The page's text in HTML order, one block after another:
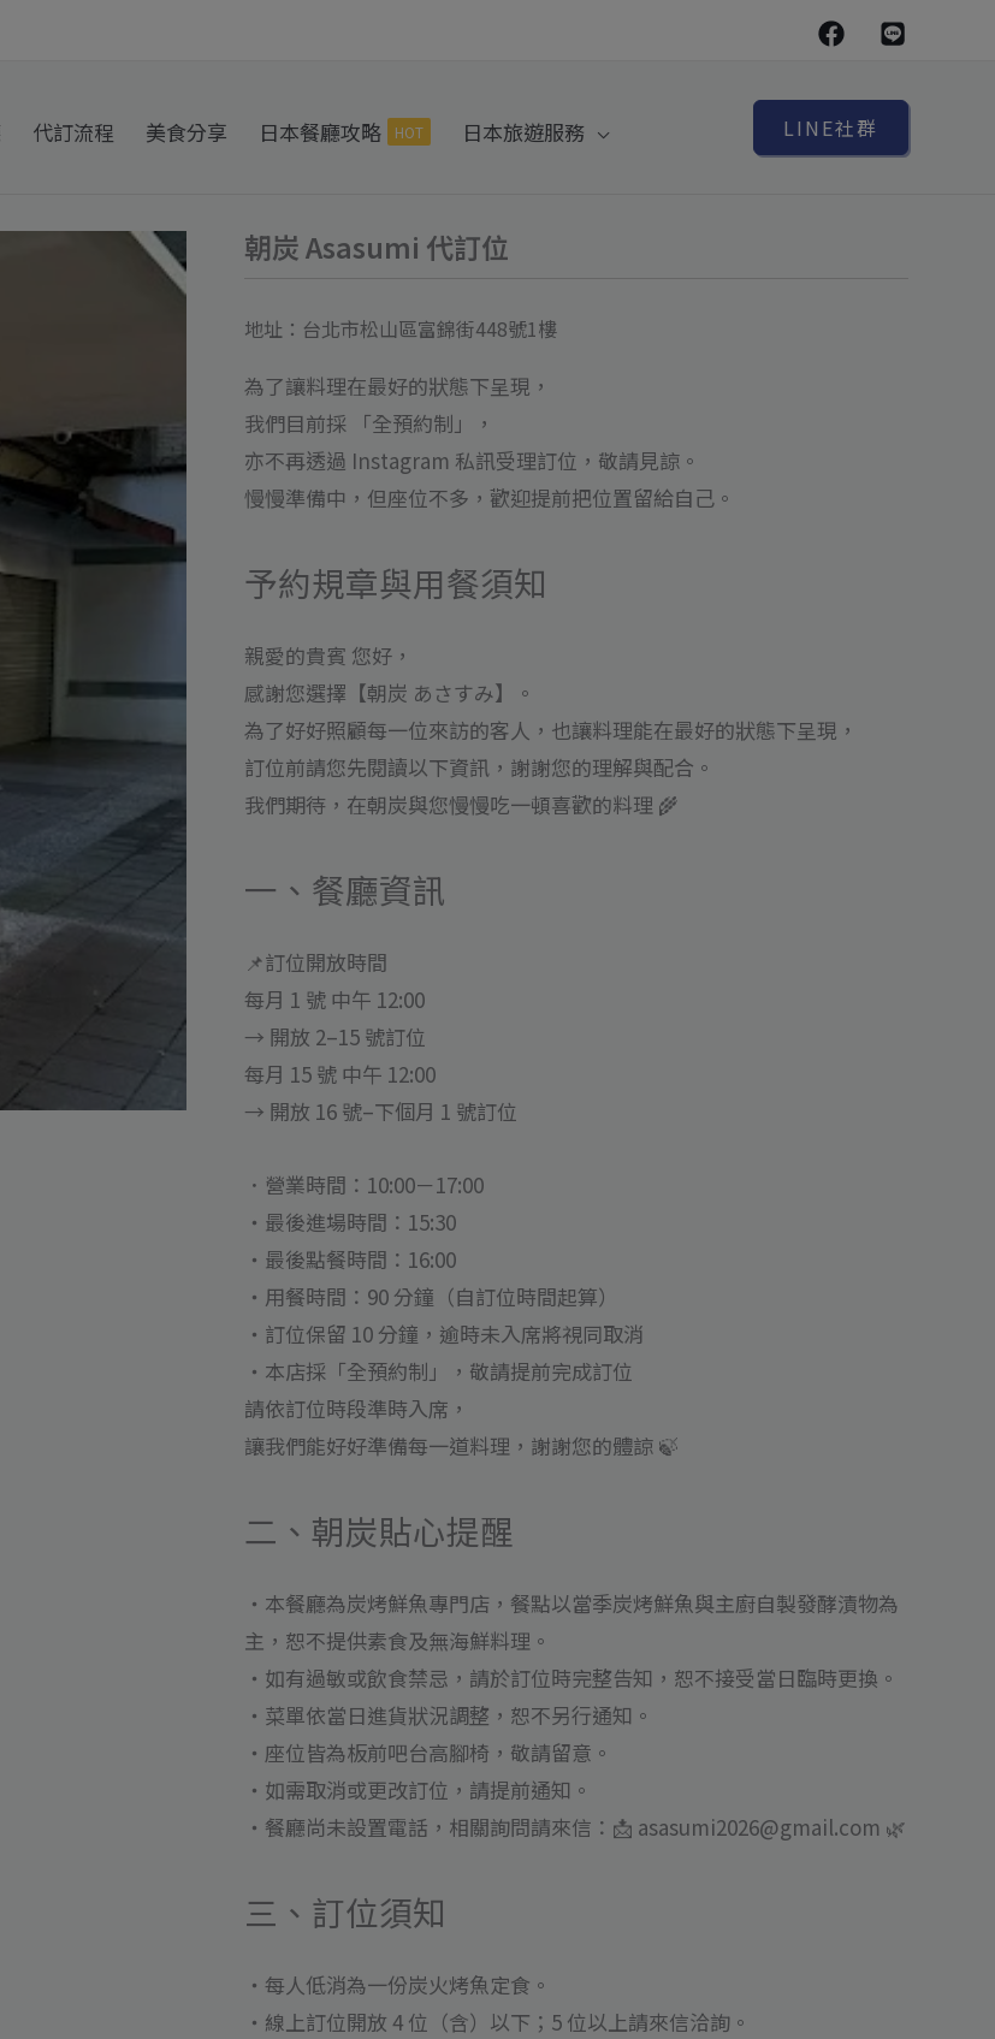
代訂流程 美食分享 日本餐廳攻略 HOT 日本旅遊服務 LINE社群
朝炭 Asasumi 代訂位
地址：台北市松山區富錦街448號1樓
為了讓料理在最好的狀態下呈現，
我們目前採 「全預約制」，
亦不再透過 Instagram 私訊受理訂位，敬請見諒。
慢慢準備中，但座位不多，歡迎提前把位置留給自己。
予約規章與用餐須知
親愛的貴賓 您好，
感謝您選擇【朝炭 あさすみ】。
為了好好照顧每一位來訪的客人，也讓料理能在最好的狀態下呈現，
訂位前請您先閱讀以下資訊，謝謝您的理解與配合。
我們期待，在朝炭與您慢慢吃一頓喜歡的料理 🌾
一、餐廳資訊
📌訂位開放時間
每月 1 號 中午 12:00
→ 開放 2–15 號訂位
每月 15 號 中午 12:00
→ 開放 16 號–下個月 1 號訂位
．營業時間：10:00－17:00
・最後進場時間：15:30
・最後點餐時間：16:00
・用餐時間：90 分鐘（自訂位時間起算）
・訂位保留 10 分鐘，逾時未入席將視同取消
・本店採「全預約制」，敬請提前完成訂位
請依訂位時段準時入席，
讓我們能好好準備每一道料理，謝謝您的體諒 🍃
二、朝炭貼心提醒
・本餐廳為炭烤鮮魚專門店，餐點以當季炭烤鮮魚與主廚自製發酵漬物為
主，恕不提供素食及無海鮮料理。
・如有過敏或飲食禁忌，請於訂位時完整告知，恕不接受當日臨時更換。
・菜單依當日進貨狀況調整，恕不另行通知。
・座位皆為板前吧台高腳椅，敬請留意。
・如需取消或更改訂位，請提前通知。
・餐廳尚未設置電話，相關詢問請來信：📩 asasumi2026@gmail.com 🌿
三、訂位須知
・每人低消為一份炭火烤魚定食。
・線上訂位開放 4 位（含）以下；5 位以上請來信洽詢。
朝
Asasumi
訂
位
數
量